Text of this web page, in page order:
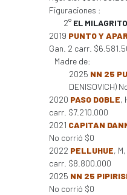
Figuraciones :
2° EL MILAGRITO
2019 PUNTO Y
Gan. 2 carr.
Madre de:
2025 NN 25
DENISOVICH)
2020 PASO DOBLE,
carr. $7.210.000
2021 CAPITAN
No corrió $0
2022 PELLUHUE,
carr. $8.800.000
2025 NN 25
No corrió $0